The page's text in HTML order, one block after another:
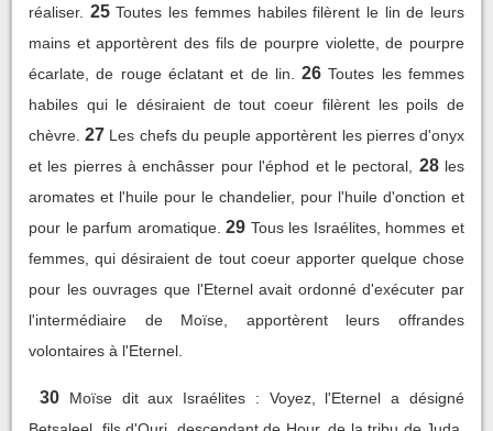
réaliser. 25 Toutes les femmes habiles filèrent le lin de leurs
mains et apportèrent des fils de pourpre violette, de pourpre
écarlate, de rouge éclatant et de lin.
26 Toutes les femmes
habiles qui le désiraient de tout coeur filèrent les poils de
chèvre. 27 Les chefs du peuple apportèrent les pierres d'onyx
et les pierres à enchâsser pour l'éphod et le pectoral,
28 les
aromates et l'huile pour le chandelier, pour l'huile d'onction et
pour le parfum aromatique. 29 Tous les Israélites, hommes et
femmes, qui désiraient de tout coeur apporter quelque chose
pour les ouvrages que l'Eternel avait ordonné d'exécuter par
l'intermédiaire de Moïse, apportèrent leurs offrandes
volontaires à l'Eternel.
30
Moïse dit aux Israélites : Voyez, l'Eternel a désigné